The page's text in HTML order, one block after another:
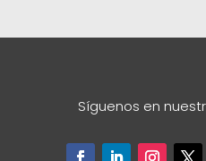
Síguenos en